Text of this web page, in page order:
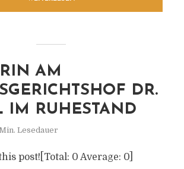
AM
DR.
IM RUHESTAND
Lesedauer
post![Total: 0 Average: 0]